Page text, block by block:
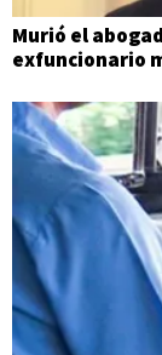
Murió el
exfuncionario